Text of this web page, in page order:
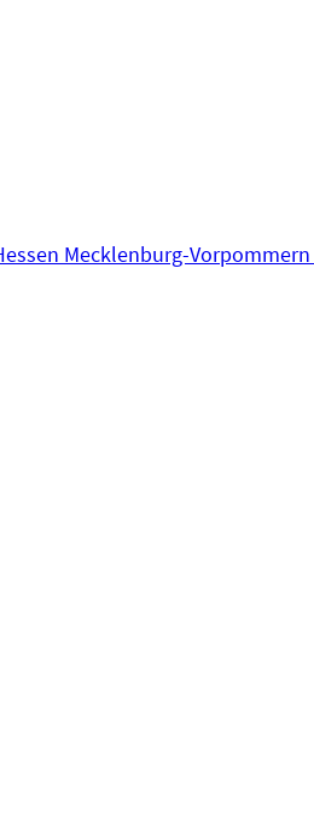
Mecklenburg-Vorpommern